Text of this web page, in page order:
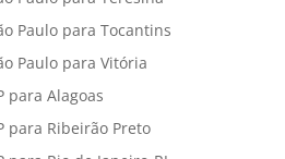
Paulo para Tocantins
Paulo para Vitória
para Alagoas
para Ribeirão Preto